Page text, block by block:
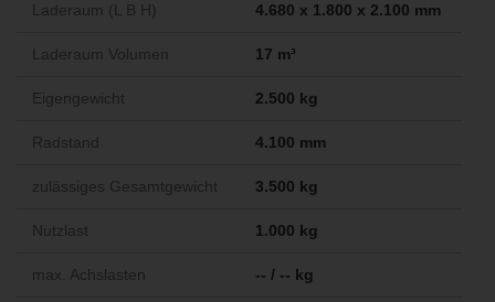
Laderaum (L B H) 4.680 x 1.800 x 2.100 mm
Laderaum Volumen 17 m³
Eigengewicht 2.500 kg
Radstand 4.100 mm
zulässiges Gesamtgewicht 3.500 kg
Nutzlast 1.000 kg
max. Achslasten -- / -- kg